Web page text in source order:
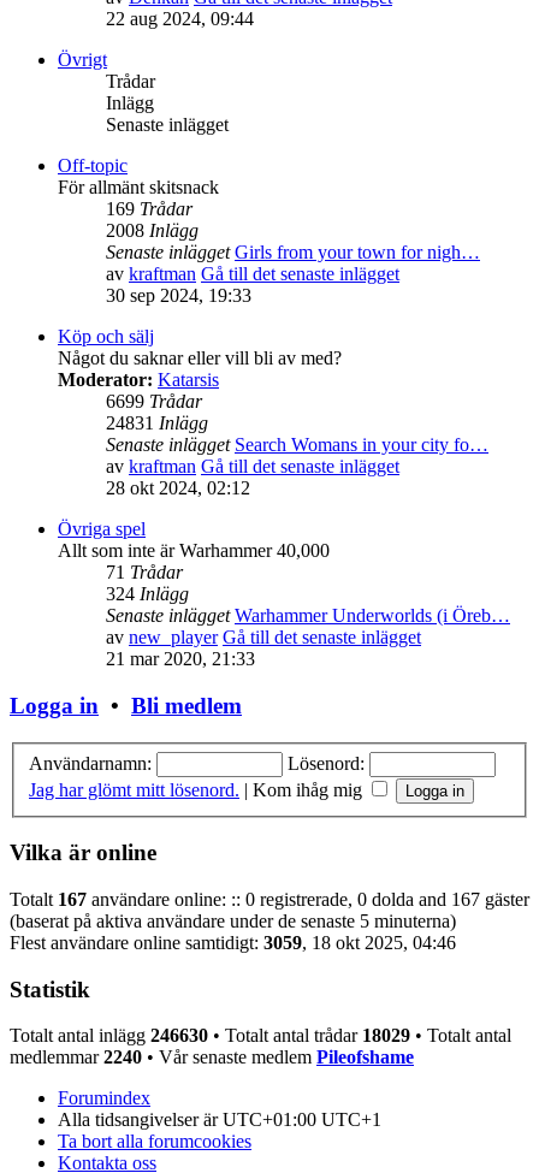
22 aug 2024, 09:44
Övrigt
Trådar
Inlägg
Senaste inlägget
Off-topic
För allmänt skitsnack
169 Trådar
2008 Inlägg
Senaste inlägget Girls from your town for nigh…
av kraftman Gå till det senaste inlägget
30 sep 2024, 19:33
Köp och sälj
Något du saknar eller vill bli av med?
Moderator: Katarsis
6699 Trådar
24831 Inlägg
Senaste inlägget Search Womans in your city fo…
av kraftman Gå till det senaste inlägget
28 okt 2024, 02:12
Övriga spel
Allt som inte är Warhammer 40,000
71 Trådar
324 Inlägg
Senaste inlägget Warhammer Underworlds (i Öreb…
av new_player Gå till det senaste inlägget
21 mar 2020, 21:33
Logga in • Bli medlem
Användarnamn:
Lösenord:
Jag har glömt mitt lösenord. | Kom ihåg mig
Vilka är online
Totalt 167 användare online: :: 0 registrerade, 0 dolda and 167 gäster
(baserat på aktiva användare under de senaste 5 minuterna)
Flest användare online samtidigt: 3059, 18 okt 2025, 04:46
Statistik
Totalt antal inlägg 246630 • Totalt antal trådar 18029 • Totalt antal
medlemmar2240 • Vår senaste medlem Pileofshame
Forumindex
Alla tidsangivelser är UTC+01:00 UTC+1
Ta bort alla forumcookies
Kontakta oss